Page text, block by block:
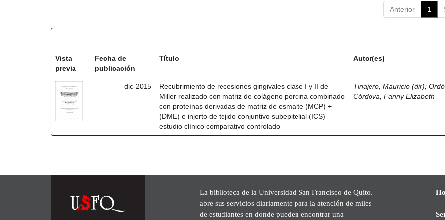
Anterior 1
Vista
previa
Fecha de
publicación
Título Autor(es)
dic-2015
Recubrimiento de recesiones gingivales clase I y II de
Miller realizado con matriz de colágeno porcina combinado
con proteínas derivadas de matriz de esmalte (MCP) +
(DME) e injerto de tejido conjuntivo subepitelial (ICS)
estudio clínico comparativo controlado
Tinajero, Mauricio (dir);
Córdova, Fanny Elizabeth
La biblioteca de la Universidad San Francisco de Quito,
abre sus servicios diariamente para la atención de miles
de estudiantes en donde pueden encontrar una